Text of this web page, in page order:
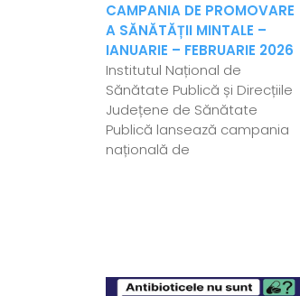
CAMPANIA DE PROMOVARE
A SĂNĂTĂȚII MINTALE –
IANUARIE – FEBRUARIE 2026
Institutul Național de
Sănătate Publică și Direcțiile
Județene de Sănătate
Publică lansează campania
națională de